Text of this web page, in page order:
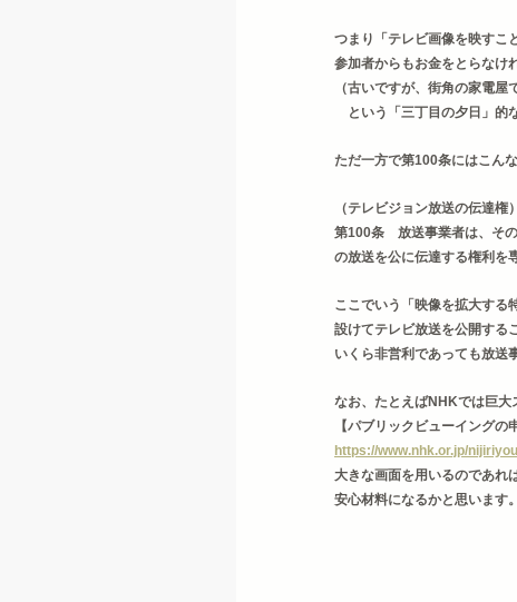
つまり「テレビ画像を映すこ
参加者からもお金をとらなけ
（古いですが、街角の家電
という「三丁目の夕日」的
ただ一方で第100条にはこん
（テレビジョン放送の伝達権）
第100条　放送事業者は、そ
の放送を公に伝達する権利を
ここでいう「映像を拡大する
設けてテレビ放送を公開する
いくら非営利であっても放送
なお、たとえばNHKでは巨大
【パブリックビューイングの
https://www.nhk.or.jp/
大きな画面を用いるのであれ
安心材料になるかと思います。